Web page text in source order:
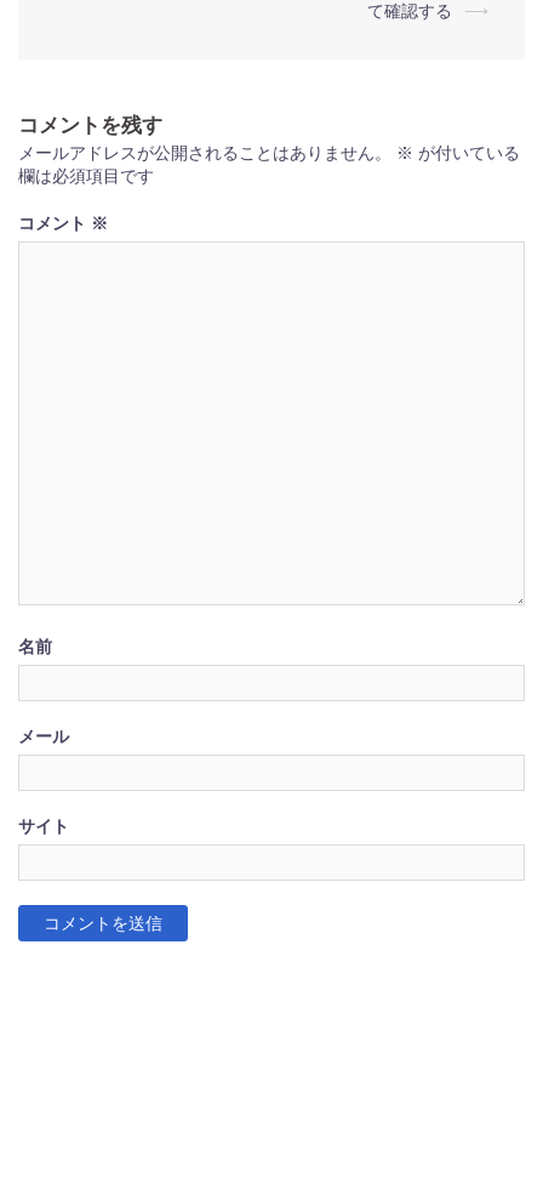
シ
ョ
ン
て確認する
⟶
コメントを残す
メールアドレスが公開されることはありません。 ※ が付いている
欄は必須項目です
コメント ※
名前
メール
サイト